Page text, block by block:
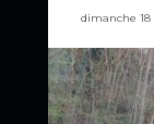
dimanche 18
Pour
marqué par
coupe en